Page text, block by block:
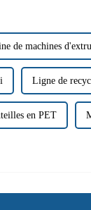
de machines
Ligne de
en PET